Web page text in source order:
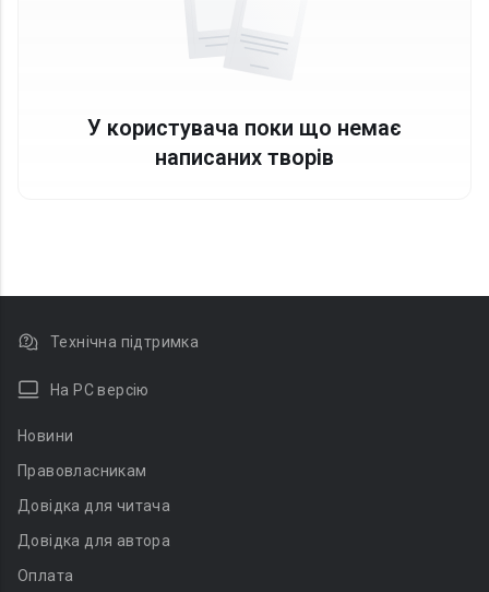
У користувача поки що немає
написаних творів
Технічна підтримка
На PC версію
Новини
Правовласникам
Довідка для читача
Довідка для автора
Оплата